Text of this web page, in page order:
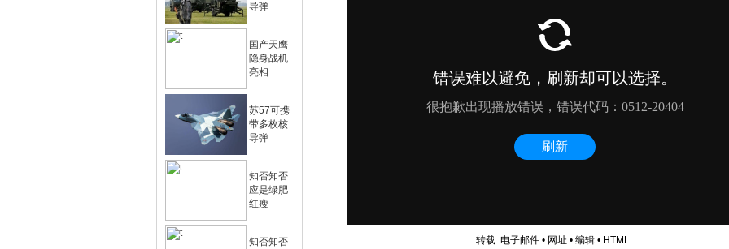
导弹
国产天鹰
隐身战机
亮相
苏57可携
带多枚核
导弹
知否知否
应是绿肥
红瘦
知否知否
转载: 电子邮件• 网址 • 编辑• HTML